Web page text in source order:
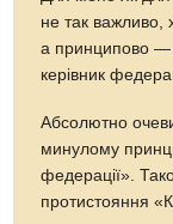
не так важливо,
а принципово —
керівник
Абсолютно
минулому
федерації».
протистояння